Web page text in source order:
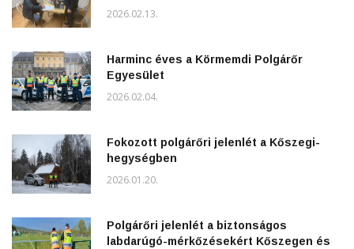
2026.02.13.
Harminc éves a Körmemdi Polgárőr
Egyesület
2026.02.04.
Fokozott polgárőri jelenlét a Kőszegi-
hegységben
2026.01.20.
Polgárőri jelenlét a biztonságos
labdarúgó-mérkőzésekért Kőszegen és